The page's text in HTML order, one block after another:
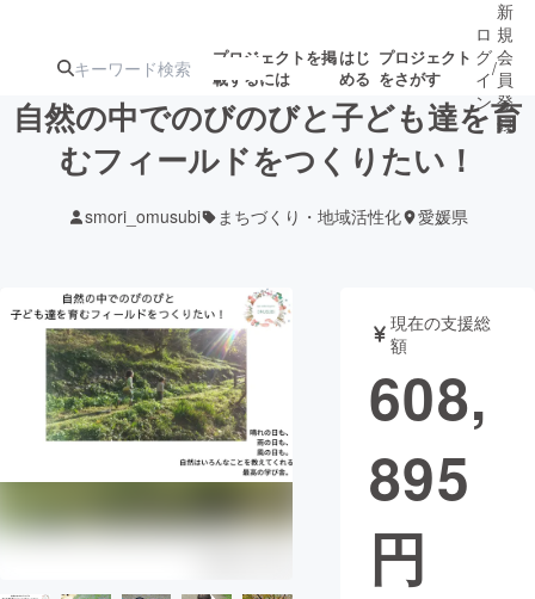
プロジェクトを掲
載するには
はじ
める
プロジェクト
をさがす
ターン
ジェクト
募集終了が近いプ
ロジェクト
もうすぐ公開
されます
アート・写真 音楽
テクノロジー・ガジェット ゲーム・サ
映像・映画
ビジネス・起業
ロ
グ
イ
ン
/
新
規
会
員
登
録
自然の中でのびのびと子ども達を育
むフィールドをつくりたい！
smori_omusubi まちづくり・地域活性化 愛媛県
現在の支援総
額
608,
895
円